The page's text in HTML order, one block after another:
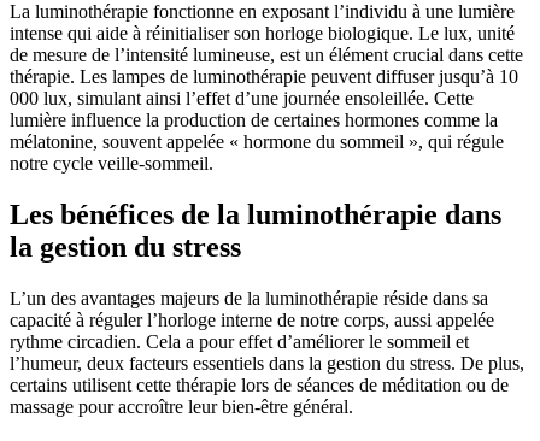
La luminothérapie fonctionne en exposant l’individu à une lumière
intense qui aide à réinitialiser son horloge biologique. Le lux, unité
de mesure de l’intensité lumineuse, est un élément crucial dans cette
thérapie. Les lampes de luminothérapie peuvent diffuser jusqu’à 10
000 lux, simulant ainsi l’effet d’une journée ensoleillée. Cette
lumière influence la production de certaines hormones comme la
mélatonine, souvent appelée « hormone du sommeil », qui régule
notre cycle veille-sommeil.
Les bénéfices de la luminothérapie dans
la gestion du stress
L’un des avantages majeurs de la luminothérapie réside dans sa
capacité à réguler l’horloge interne de notre corps, aussi appelée
rythme circadien. Cela a pour effet d’améliorer le sommeil et
l’humeur, deux facteurs essentiels dans la gestion du stress. De plus,
certains utilisent cette thérapie lors de séances de méditation ou de
massage pour accroître leur bien-être général.